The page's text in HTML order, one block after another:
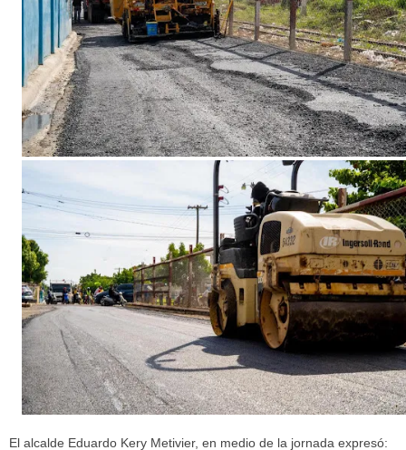
El alcalde Eduardo Kery Metivier, en medio de la jornada expresó: